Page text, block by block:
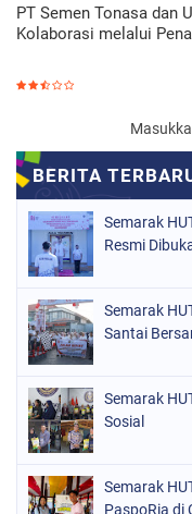
PT Semen Tonasa dan
Kolaborasi melalui
Semarak
Resmi
Semarak
Santai
Semarak
Sosial
Semarak
PaspoRia di